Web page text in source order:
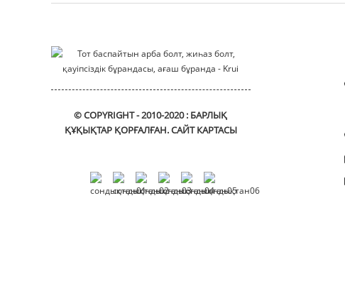
Монтаждау кронштейні
DIN912
© COPYRIGHT - 2010-2020 : БАРЛЫҚ
ҚҰҚЫҚТАР ҚОРҒАЛҒАН.САЙТ КАРТАСЫ